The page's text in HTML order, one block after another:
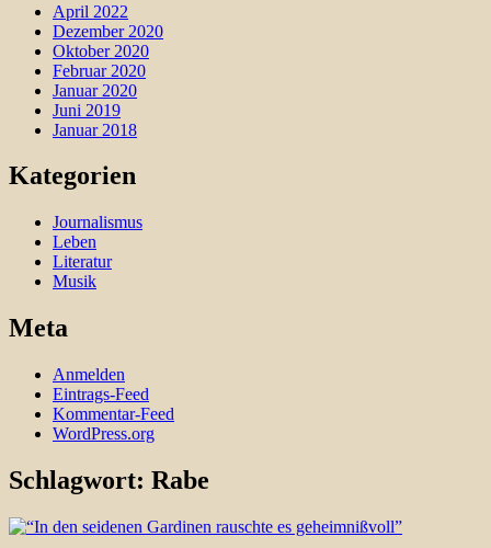
April 2022
Dezember 2020
Oktober 2020
Februar 2020
Januar 2020
Juni 2019
Januar 2018
Kategorien
Journalismus
Leben
Literatur
Musik
Meta
Anmelden
Eintrags-Feed
Kommentar-Feed
WordPress.org
Schlagwort: Rabe